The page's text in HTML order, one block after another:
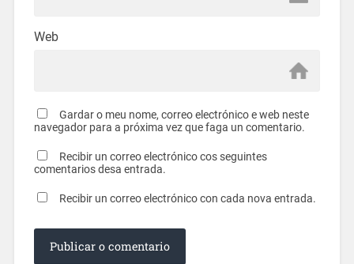
Web
Gardar o meu nome, correo electrónico e web neste
navegador para a próxima vez que faga un comentario.
Recibir un correo electrónico cos seguintes
comentarios desa entrada.
Recibir un correo electrónico con cada nova entrada.